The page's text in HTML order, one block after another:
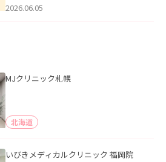
2026.06.05
MJクリニック札幌
北海道
いびきメディカルクリニック 福岡院